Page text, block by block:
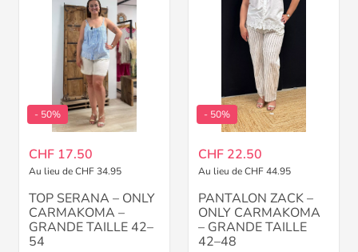
- 50%
CHF 17.50
Au lieu de CHF 34.95
TOP SERANA – ONLY
CARMAKOMA –
GRANDE TAILLE 42–
54
- 50%
CHF 22.50
Au lieu de CHF 44.95
PANTALON ZACK –
ONLY CARMAKOMA
– GRANDE TAILLE
42–48